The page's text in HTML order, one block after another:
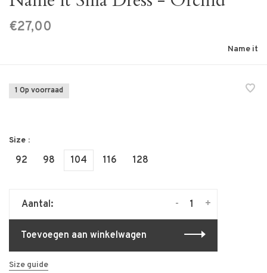
€27,00
Name it
1 Op voorraad
Size :
92 98 104 116 128
Aantal: +
-
Toevoegen aan winkelwagen
Size guide